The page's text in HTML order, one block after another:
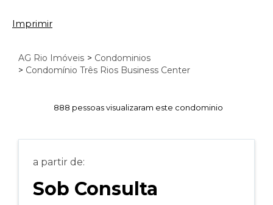
Imprimir
AG Rio Imóveis > Condominios
> Condomínio Três Rios Business Center
888 pessoas visualizaram este condominio
a partir de:
Sob Consulta